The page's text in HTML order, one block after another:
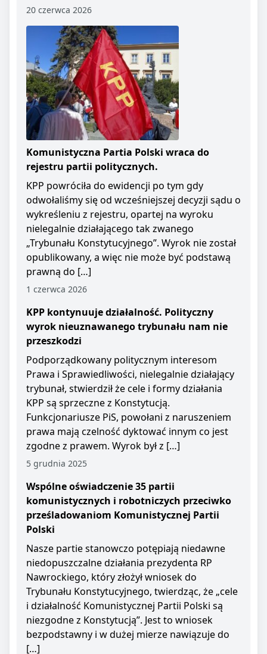
20 czerwca 2026
Komunistyczna Partia Polski wraca do
rejestru partii politycznych.
KPP powróciła do ewidencji po tym gdy
odwołaliśmy się od wcześniejszej decyzji sądu o
wykreśleniu z rejestru, opartej na wyroku
nielegalnie działającego tak zwanego
„Trybunału Konstytucyjnego”. Wyrok nie został
opublikowany, a więc nie może być podstawą
prawną do […]
1 czerwca 2026
KPP kontynuuje działalność. Polityczny
wyrok nieuznawanego trybunału nam nie
przeszkodzi
Podporządkowany politycznym interesom
Prawa i Sprawiedliwości, nielegalnie działający
trybunał, stwierdził że cele i formy działania
KPP są sprzeczne z Konstytucją.
Funkcjonariusze PiS, powołani z naruszeniem
prawa mają czelność dyktować innym co jest
zgodne z prawem. Wyrok był z […]
5 grudnia 2025
Wspólne oświadczenie 35 partii
komunistycznych i robotniczych przeciwko
prześladowaniom Komunistycznej Partii
Polski
Nasze partie stanowczo potępiają niedawne
niedopuszczalne działania prezydenta RP
Nawrockiego, który złożył wniosek do
Trybunału Konstytucyjnego, twierdząc, że „cele
i działalność Komunistycznej Partii Polski są
niezgodne z Konstytucją”. Jest to wniosek
bezpodstawny i w dużej mierze nawiązuje do
[…]